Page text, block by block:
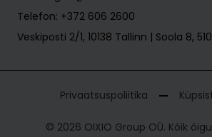
Telefon: +372 606 2600
Veskiposti 2/1, 10138 Tallinn | Soola 8,
Privaatsuspoliitika
© 2026 OIXIO Group OÜ. Kõik